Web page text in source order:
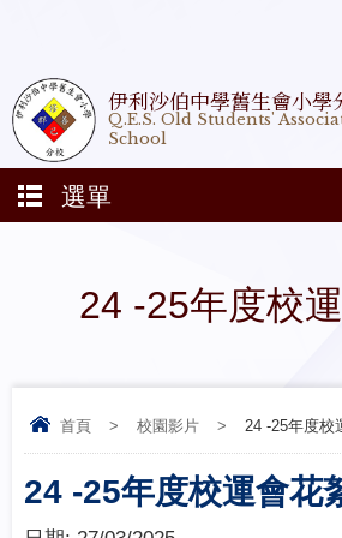
伊利沙伯中學舊生會小學
Q.E.S. Old Students'
School
選單
24 -25年度校
首頁 > 校園影片 > 24 -25年度校
24 -25年度校運會花